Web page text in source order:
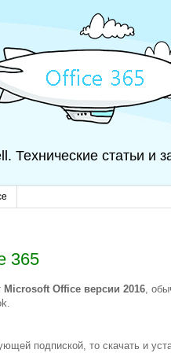
Технические статьи и
365
Microsoft Office версии 2016,
подпиской, то скачать и